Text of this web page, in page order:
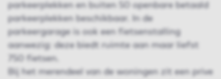
parkeerplekken en buiten 50 openbare betaald
parkeerplekken beschikbaar. In de
parkeergarage is ook een fietsenstalling
aanwezig: deze biedt ruimte aan maar liefst
750 fietsen.
Bij het merendeel van de woningen zit een prive